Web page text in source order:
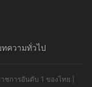
ความทั่วไป
การอันดับ 1 ของไทย |